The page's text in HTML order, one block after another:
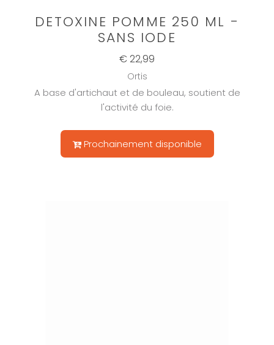
DETOXINE POMME 250 ML -
SANS IODE
€ 22,99
Ortis
A base d'artichaut et de bouleau, soutient de
l'activité du foie.
Prochainement disponible